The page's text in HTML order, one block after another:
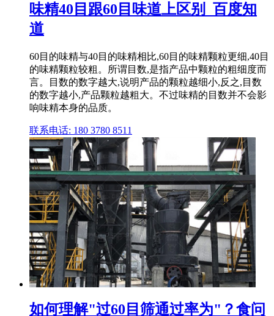
味精40目跟60目味道上区别_百度知
道
60目的味精与40目的味精相比,60目的味精颗粒更细,40目
的味精颗粒较粗。所谓目数,是指产品中颗粒的粗细度而
言。目数的数字越大,说明产品的颗粒越细小,反之,目数
的数字越小,产品颗粒越粗大。不过味精的目数并不会影
响味精本身的品质。
联系电话: 180 3780 8511
如何理解"过60目筛通过率为"？食问